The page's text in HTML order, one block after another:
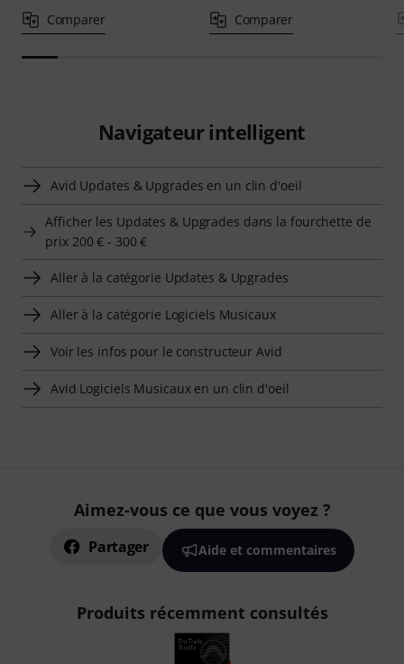
Comparer Comparer
Navigateur intelligent
Avid Updates & Upgrades en un clin d'oeil
Afficher les Updates & Upgrades dans la fourchette de
prix 200 € - 300 €
Aller à la catégorie Updates & Upgrades
Aller à la catégorie Logiciels Musicaux
Voir les infos pour le constructeur Avid
Avid Logiciels Musicaux en un clin d'oeil
Aimez-vous ce que vous voyez ?
Partager Aide et commentaires
Produits récemment consultés